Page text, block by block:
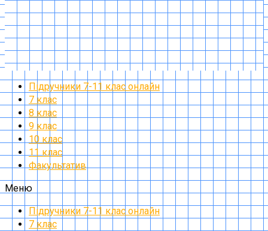
Підручники 7-11 клас онлайн
7 клас
8 клас
9 клас
10 клас
11 клас
Факультатив
Меню
Підручники 7-11 клас онлайн
7 клас